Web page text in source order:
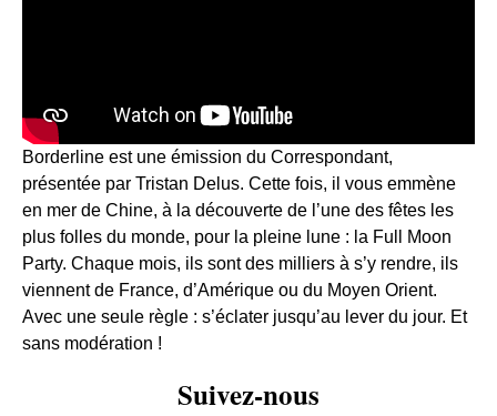
Borderline est une émission du Correspondant,
présentée par Tristan Delus. Cette fois, il vous emmène
en mer de Chine, à la découverte de l’une des fêtes les
plus folles du monde, pour la pleine lune : la Full Moon
Party. Chaque mois, ils sont des milliers à s’y rendre, ils
viennent de France, d’Amérique ou du Moyen Orient.
Avec une seule règle : s’éclater jusqu’au lever du jour. Et
sans modération !
Suivez-nous